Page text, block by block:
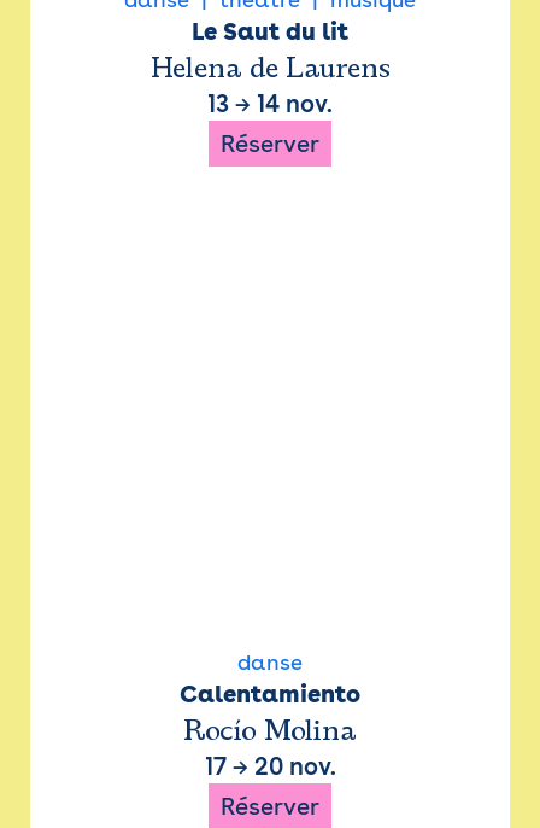
Le Saut du lit
Helena de Laurens
13 → 14 nov.
Réserver
danse
Calentamiento
Rocío Molina
17→ 20 nov.
Réserver